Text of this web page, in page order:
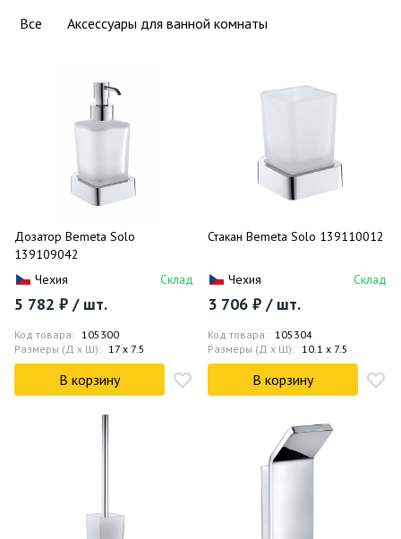
Все Аксессуары для ванной комнаты
Дозатор Bemeta Solo
139109042
Чехия
Склад
5 782 ₽ / шт.
Код товара: 105300
Размеры (Д x Ш): 17 x 7.5
В корзину
Стакан Bemeta Solo 139110012
Чехия Склад
3 706 ₽ / шт.
Код товара: 105304
Размеры (Д x Ш): 10.1 x 7.5
В корзину